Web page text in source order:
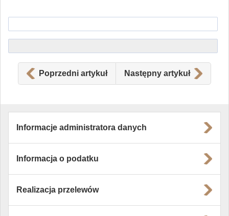
Poprzedni artykuł Następny artykuł
Informacje administratora danych
Informacja o podatku
Realizacja przelewów